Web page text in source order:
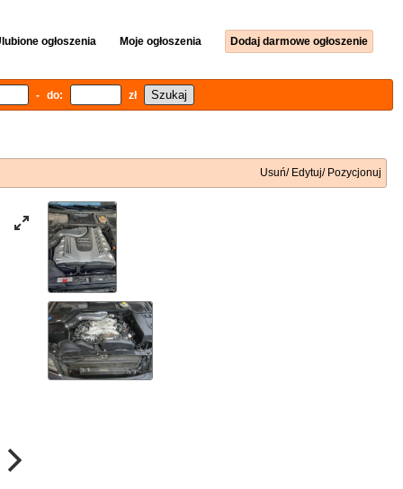
ogłoszenia Moje ogłoszenia Dodaj darmowe ogłoszenie
- do: zł
Usuń/ Edytuj/ Pozycjonuj